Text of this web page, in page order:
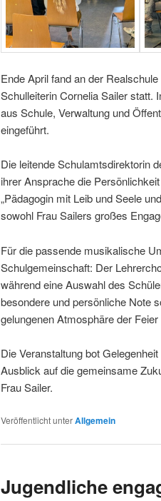
Ende April fand an der
Schulleiterin Cornelia Sailer statt.
aus Schule, Verwaltung und
eingeführt.
Die leitende Schulamtsdirektorin
ihrer Ansprache die
„Pädagogin mit Leib und Seele
sowohl Frau Sailers großes
Für die passende musikalische
Schulgemeinschaft: Der
während eine Auswahl des
besondere und persönliche Note
gelungenen Atmosphäre der Feier
Die Veranstaltung bot
Ausblick auf die gemeinsame
Frau Sailer.
Veröffentlicht unterAllgemein
Jugendliche